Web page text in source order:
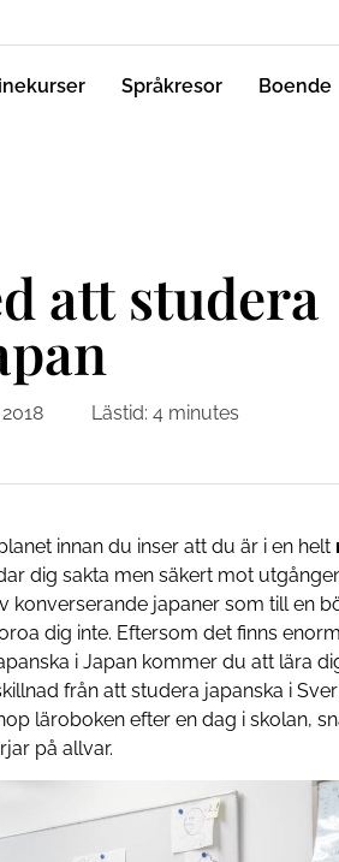
Språkresor Boende
att studera
Lästid: 4 minutes
innan du inser att du är i en helt
dig sakta men säkert mot
konverserande japaner som till en
dig inte. Eftersom det finns
i Japan kommer du att lära
från att studera japanska i
läroboken efter en dag i skolan,
på allvar.